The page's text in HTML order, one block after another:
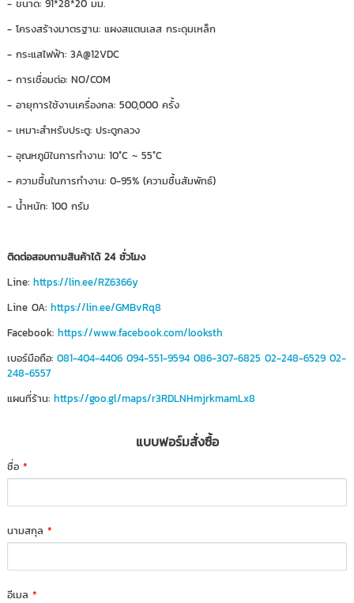
- ขนาด: 91*28*20 มม.
- โครงสร้างมาตรฐาน: แผงสแตนเลส กระดุมเหล็ก
- กระแสไฟฟ้า: 3A@12VDC
- การเชื่อมต่อ: NO/COM
- อายุการใช้งานเครื่องกล: 500,000 ครั้ง
- เหมาะสำหรับประตู: ประตูกลวง
- อุณหภูมิในการทำงาน: 10°C ~ 55°C
- ความชื้นในการทำงาน: 0-95% (ความชื้นสัมพัทธ์)
- น้ำหนัก: 100 กรัม
ติดต่อสอบถามสินค้าได้ 24 ชั่วโมง
Line: https://lin.ee/RZ6366y
Line OA: https://lin.ee/GMBvRq8
Facebook: https://www.facebook.com/looksth
เบอร์มือถือ: 081-404-4406 094-551-9594 086-307-6825 02-248-6529 02-
248-6557
แผนที่ร้าน:https://goo.gl/maps/r3RDLNHmjrkmamLx8
แบบฟอร์มสั่งซื้อ
ชื่อ*
นามสกุล*
อีเมล*